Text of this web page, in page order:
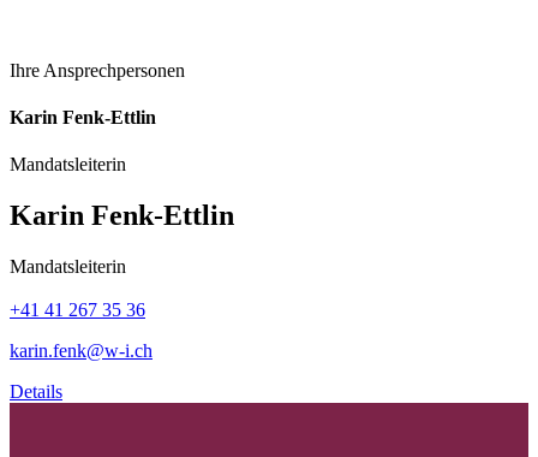
Ihre Ansprechpersonen
Karin Fenk-Ettlin
Mandatsleiterin
Karin Fenk-Ettlin
Mandatsleiterin
+41 41 267 35 36
karin.fenk@w-i.ch
Details